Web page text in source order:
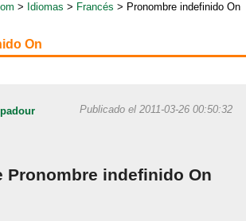
> Idiomas > Francés > Pronombre indefinido On
On
Publicado el 2011-03-26 00:50:32
Pronombre indefinido On